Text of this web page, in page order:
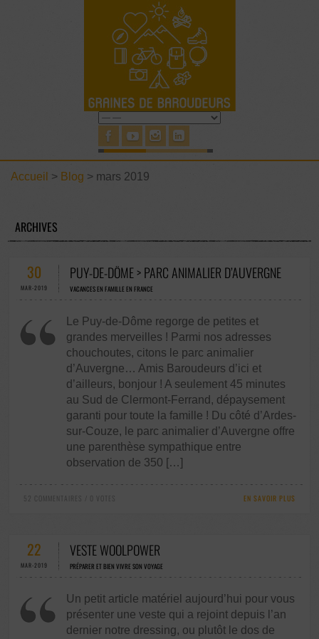
Accueil > Blog > mars 2019
ARCHIVES
30
MAR-2019
PUY-DE-DÔME > PARC ANIMALIER D’AUVERGNE
VACANCES EN FAMILLE EN FRANCE
Le Puy-de-Dôme regorge de petites et
grandes merveilles ! Parmi nos adresses
chouchoutes, citons le parc animalier
d’Auvergne… Amis Baroudeurs d’ici et
d’ailleurs, bonjour ! A seulement 45 minutes
au Sud de Clermont-Ferrand, dépaysement
garanti pour toute la famille ! Du côté d’Ardes-
sur-Couze, le parc animalier d’Auvergne offre
une parenthèse sympathique entre
observation de 350 […]
52 COMMENTAIRES / 0 VOTES EN SAVOIR PLUS
22
MAR-2019
VESTE WOOLPOWER
PRÉPARER ET BIEN VIVRE SON VOYAGE
Un petit article matériel aujourd’hui pour vous
présenter une veste qui a rejoint depuis l’an
dernier notre dressing, ou plutôt le dos de